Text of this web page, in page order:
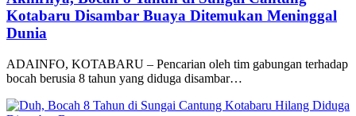
Kotabaru Disambar Buaya Ditemukan Meninggal
Dunia
ADAINFO, KOTABARU – Pencarian oleh tim gabungan terhadap
bocah berusia 8 tahun yang diduga disambar…